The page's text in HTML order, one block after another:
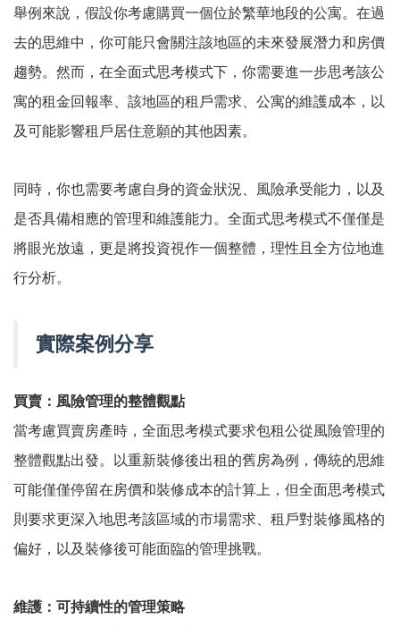
舉例來說，假設你考慮購買一個位於繁華地段的公寓。在過
去的思維中，你可能只會關注該地區的未來發展潛力和房價
趨勢。然而，在全面式思考模式下，你需要進一步思考該公
寓的租金回報率、該地區的租戶需求、公寓的維護成本，以
及可能影響租戶居住意願的其他因素。
同時，你也需要考慮自身的資金狀況、風險承受能力，以及
是否具備相應的管理和維護能力。全面式思考模式不僅僅是
將眼光放遠，更是將投資視作一個整體，理性且全方位地進
行分析。
實際案例分享
買賣：風險管理的整體觀點
當考慮買賣房產時，全面思考模式要求包租公從風險管理的
整體觀點出發。以重新裝修後出租的舊房為例，傳統的思維
可能僅僅停留在房價和裝修成本的計算上，但全面思考模式
則要求更深入地思考該區域的市場需求、租戶對裝修風格的
偏好，以及裝修後可能面臨的管理挑戰。
維護：可持續性的管理策略